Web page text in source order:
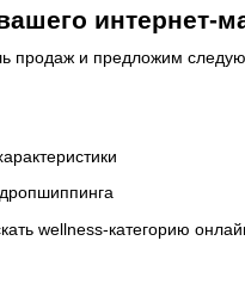
интернет-
и предложим
wellness-категорию